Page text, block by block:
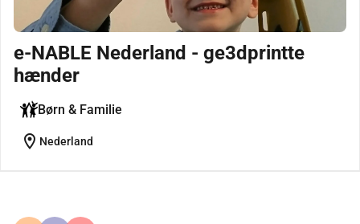
e-NABLE Nederland - ge3dprintte
hænder
Børn & Familie
location_on Nederland